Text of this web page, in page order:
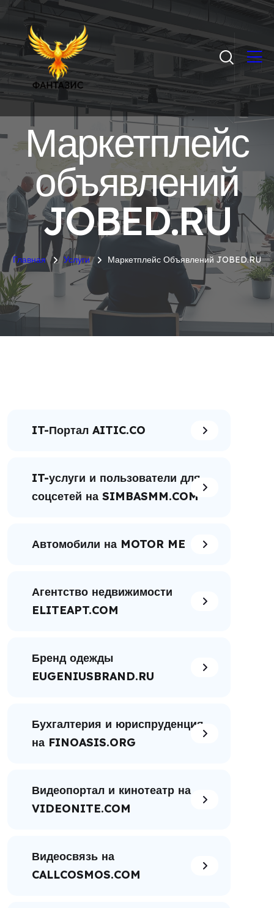
Маркетплейс
объявлений
JOBED.RU
Главная Услуги Маркетплейс Объявлений JOBED.RU
IT-Портал AITIC.CO
IT-услуги и пользователи для
соцсетей на SIMBASMM.COM
Автомобили на MOTOR ME
Агентство недвижимости
ELITEAPT.COM
Бренд одежды
EUGENIUSBRAND.RU
Бухгалтерия и юриспруденция
на FINOASIS.ORG
Видеопортал и кинотеатр на
VIDEONITE.COM
Видеосвязь на
CALLCOSMOS.COM